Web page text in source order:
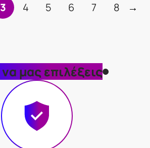
3 4 5 6 7 8 →
να μας επιλέξεις